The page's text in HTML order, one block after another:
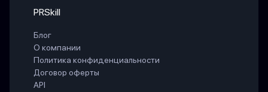
PRSkill
Блог
О компании
Политика конфиденциальности
Договор оферты
API